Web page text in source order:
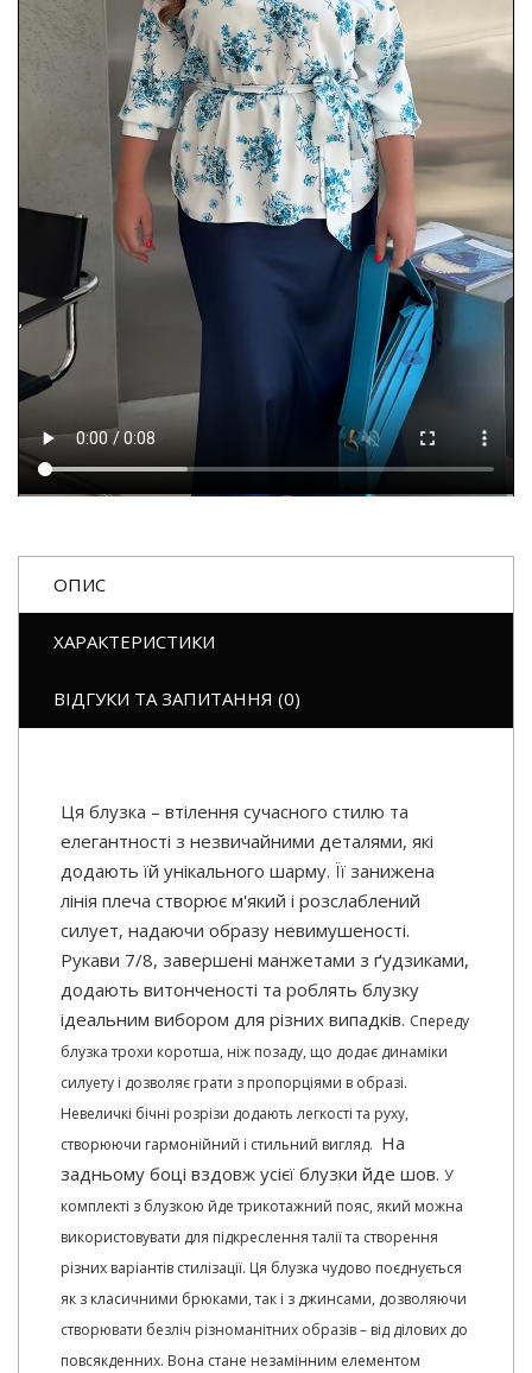
ОПИС
ХАРАКТЕРИСТИКИ
ВІДГУКИ ТА ЗАПИТАННЯ (0)
Ця блузка – втілення сучасного стилю та
елегантності з незвичайними деталями, які
додають їй унікального шарму. Її занижена
лінія плеча створює м'який і розслаблений
силует, надаючи образу невимушеності.
Рукави 7/8, завершені манжетами з ґудзиками,
додають витонченості та роблять блузку
ідеальним вибором для різних випадків. Спереду
блузка трохи коротша, ніж позаду, що додає динаміки
силуету і дозволяє грати з пропорціями в образі.
Невеличкі бічні розрізи додають легкості та руху,
створюючи гармонійний і стильний вигляд. На
задньому боці вздовж усієї блузки йде шов. У
комплекті з блузкою йде трикотажний пояс, який можна
використовувати для підкреслення талії та створення
різних варіантів стилізації. Ця блузка чудово поєднується
як з класичними брюками, так і з джинсами, дозволяючи
створювати безліч різноманітних образів – від ділових до
повсякденних. Вона стане незамінним елементом